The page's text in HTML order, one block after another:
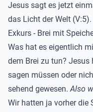
Jesus sagt es jetzt
das Licht der Welt (V:5).
Exkurs - Brei mit
Was hat es eigentlich
dem Brei zu tun?
sagen müssen oder
sehend gewesen.Also
Wir hatten ja vorher die